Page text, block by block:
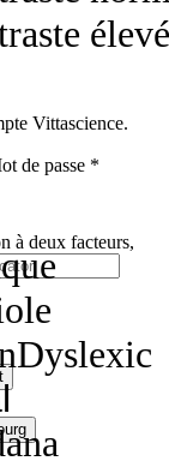
Vittascience.
de passe *
à deux facteurs,
élevé